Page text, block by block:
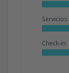
Servicios:
Check-in: